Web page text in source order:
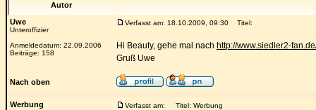
Autor
Uwe
Unteroffizier
Anmeldedatum: 22.09.2006
Beiträge: 158
Verfasst am: 18.10.2009, 09:30 Titel:
Hi Beauty, gehe mal nach http://www.siedler2-
Gruß Uwe
Nach oben
Werbung Verfasst am: Titel: Werbung